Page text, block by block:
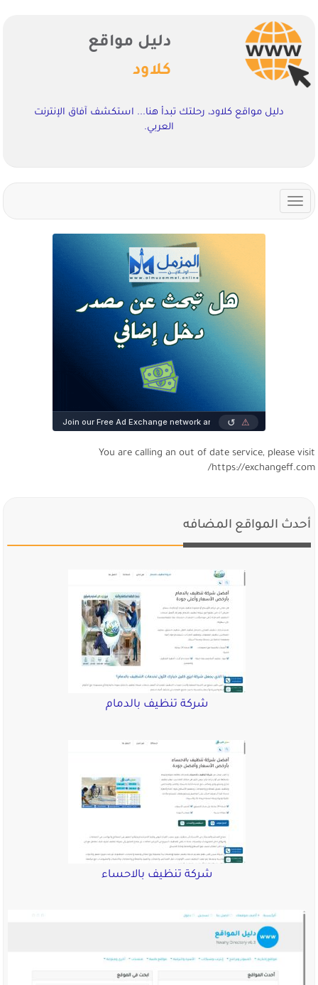
دليل مواقع
كلاود
دليل مواقع كلاود، رحلتك تبدأ هنا... استكشف آفاق الإنترنت
العربي.
Toggle
navigation
You are calling an out of date service, please visit
https://exchangeff.com/
أحدث المواقع المضافه
شركة تنظيف بالدمام
شركة تنظيف بالاحساء